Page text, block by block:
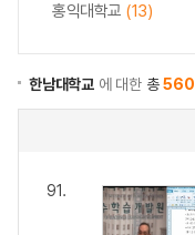
홍익대학교 (13)
한남대학교 에 대한 총560
91.